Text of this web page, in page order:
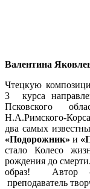
Валентина
Чтецкую
3 курса
Псковского
Н.А.Римского-
два самых
«Подорожник» и
стало Колесо
рождения до
образ! Автор
преподаватель